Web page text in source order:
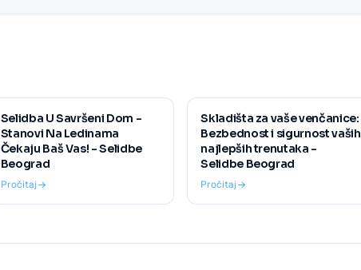
Selidba U Savršeni Dom -
Stanovi Na Ledinama
Čekaju Baš Vas! - Selidbe
Beograd
Pročitaj
Skladišta za vaše venčanice:
Bezbednost i sigurnost vaših
najlepših trenutaka -
Selidbe Beograd
Pročitaj